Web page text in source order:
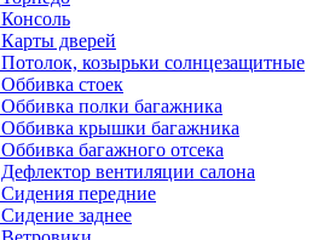
Консоль
Карты дверей
Потолок, козырьки солнцезащитные
Оббивка стоек
Оббивка полки багажника
Оббивка крышки багажника
Оббивка багажного отсека
Дефлектор вентиляции салона
Сидения передние
Сидение заднее